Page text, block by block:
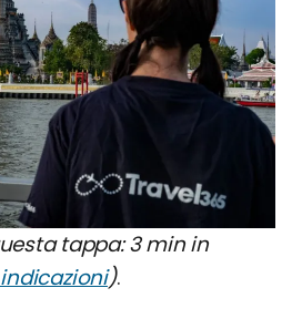
tappa: 3 min in
).